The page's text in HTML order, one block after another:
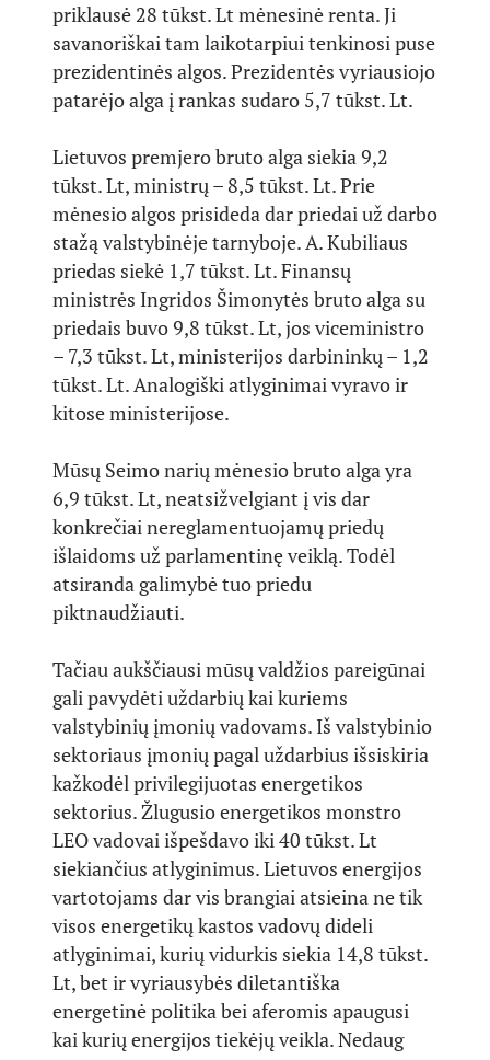
priklausė 28 tūkst. Lt mėnesinė renta. Ji
savanoriškai tam laikotarpiui tenkinosi puse
prezidentinės algos. Prezidentės vyriausiojo
patarėjo alga į rankas sudaro 5,7 tūkst. Lt.
Lietuvos premjero bruto alga siekia 9,2
tūkst. Lt, ministrų – 8,5 tūkst. Lt. Prie
mėnesio algos prisideda dar priedai už darbo
stažą valstybinėje tarnyboje. A. Kubiliaus
priedas siekė 1,7 tūkst. Lt. Finansų
ministrės Ingridos Šimonytės bruto alga su
priedais buvo 9,8 tūkst. Lt, jos viceministro
– 7,3 tūkst. Lt, ministerijos darbininkų – 1,2
tūkst. Lt. Analogiški atlyginimai vyravo ir
kitose ministerijose.
Mūsų Seimo narių mėnesio bruto alga yra
6,9 tūkst. Lt, neatsižvelgiant į vis dar
konkrečiai nereglamentuojamų priedų
išlaidoms už parlamentinę veiklą. Todėl
atsiranda galimybė tuo priedu
piktnaudžiauti.
Tačiau aukščiausi mūsų valdžios pareigūnai
gali pavydėti uždarbių kai kuriems
valstybinių įmonių vadovams. Iš valstybinio
sektoriaus įmonių pagal uždarbius išsiskiria
kažkodėl privilegijuotas energetikos
sektorius. Žlugusio energetikos monstro
LEO vadovai išpešdavo iki 40 tūkst. Lt
siekiančius atlyginimus. Lietuvos energijos
vartotojams dar vis brangiai atsieina ne tik
visos energetikų kastos vadovų dideli
atlyginimai, kurių vidurkis siekia 14,8 tūkst.
Lt, bet ir vyriausybės diletantiška
energetinė politika bei aferomis apaugusi
kai kurių energijos tiekėjų veikla. Nedaug